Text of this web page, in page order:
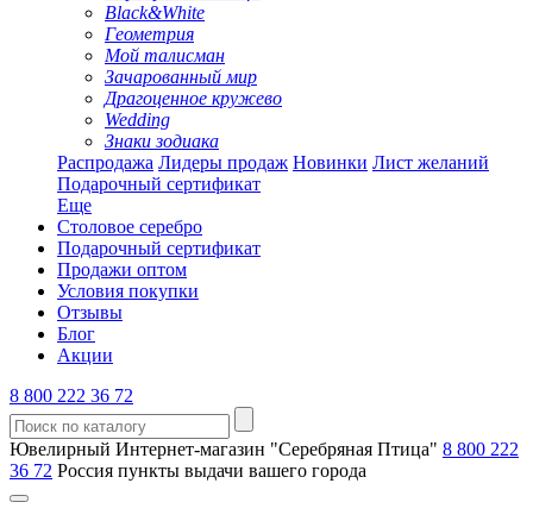
Black&White
Геометрия
Мой талисман
Зачарованный мир
Драгоценное кружево
Wedding
Знаки зодиака
Распродажа Лидеры продаж Новинки Лист желаний
Подарочный сертификат
Еще
Столовое серебро
Подарочный сертификат
Продажи оптом
Условия покупки
Отзывы
Блог
Акции
8 800 222 36 72
Ювелирный Интернет-магазин "Серебряная Птица" 8 800 222
36 72 Россия пункты выдачи вашего города